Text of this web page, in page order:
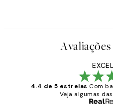
4.4 de 5 estrelas Com
Veja algumas